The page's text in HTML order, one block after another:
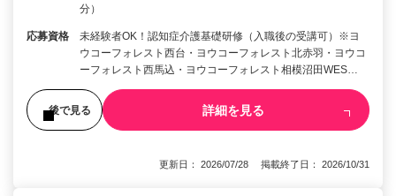
分）
応募資格
未経験者OK！認知症介護基礎研修（入職後の受講可）※ヨ
ウコーフォレスト西台・ヨウコーフォレスト北赤羽・ヨウコ
ーフォレスト西馬込・ヨウコーフォレスト相模沼田WES…
後で見る 詳細を見る
更新日： 2026/07/28 掲載終了日： 2026/10/31